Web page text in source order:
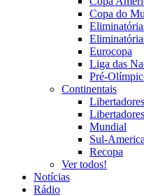
Copa do
Eurocopa
Liga das
Pré-
Continentais
Libertadores
Mundial
Sul-
Recopa
Ver todos!
Notícias
Rádio